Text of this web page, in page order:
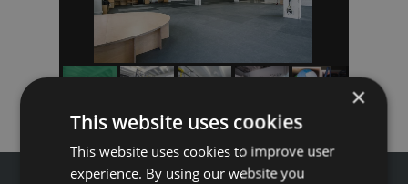
×
This website uses cookies
This website uses cookies to improve user
experience. By using our website you